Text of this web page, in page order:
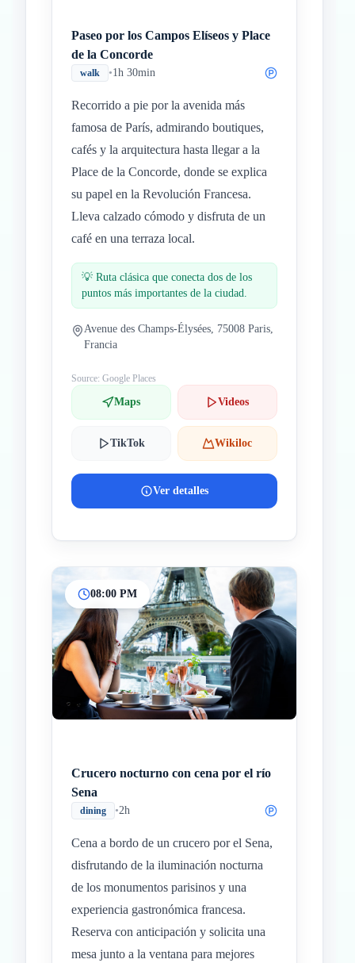
Paseo por los Campos Elíseos y Place
de la Concorde
walk •1h 30min
Recorrido a pie por la avenida más
famosa de París, admirando boutiques,
cafés y la arquitectura hasta llegar a la
Place de la Concorde, donde se explica
su papel en la Revolución Francesa.
Lleva calzado cómodo y disfruta de un
café en una terraza local.
💡 Ruta clásica que conecta dos de los
puntos más importantes de la ciudad.
Avenue des Champs-Élysées, 75008 Paris,
Francia
Source: Google Places
Maps Videos
TikTok Wikiloc
Ver detalles
08:00 PM
Crucero nocturno con cena por el río
Sena
dining •2h
Cena a bordo de un crucero por el Sena,
disfrutando de la iluminación nocturna
de los monumentos parisinos y una
experiencia gastronómica francesa.
Reserva con anticipación y solicita una
mesa junto a la ventana para mejores